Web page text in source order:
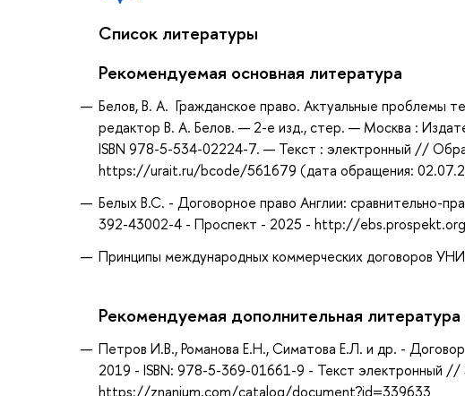
Список литературы
Рекомендуемая основная литература
Белов, В. А. Гражданское право. Актуальные проблемы
редактор В. А. Белов. — 2-е изд., стер. — Москва :
ISBN 978-5-534-02224-7. — Текст : электронный //
https://urait.ru/bcode/561679 (дата обращения:
Белых В.С. - Договорное право Англии: сравнительно-
392-43002-4 - Проспект - 2025 - http://
Принципы международных коммерческих договоров
Рекомендуемая дополнительная литература
Петров И.В., Романова Е.Н., Симатова Е.Л. и др. -
2019 - ISBN: 978-5-369-01661-9 - Текст электронный
https://znanium.com/catalog/document?id=339633